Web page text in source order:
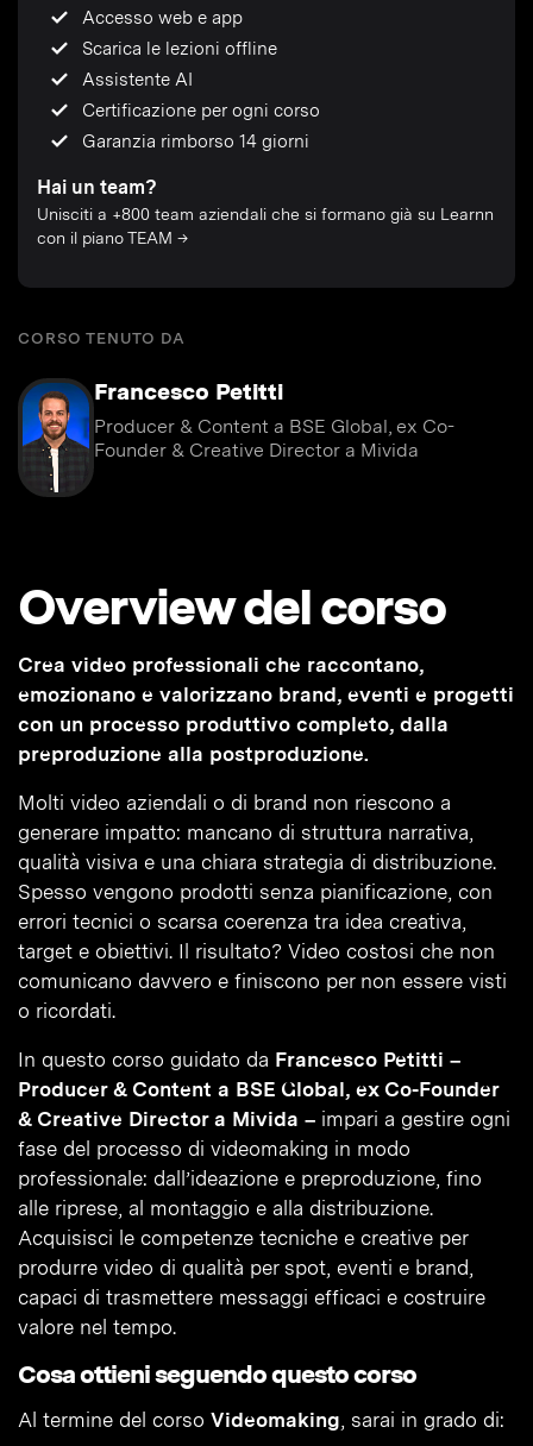
Accesso web e app
Scarica le lezioni offline
Assistente AI
Certificazione per ogni corso
Garanzia rimborso 14 giorni
Hai un team?
Unisciti a +800 team aziendali che si formano già su Learnn
con il piano TEAM →
CORSO TENUTO DA
Francesco Petitti
Producer & Content a BSE Global, ex Co-
Founder & Creative Director a Mivida
Overview del corso
Crea video professionali che raccontano,
emozionano e valorizzano brand, eventi e progetti
con un processo produttivo completo, dalla
preproduzione alla postproduzione.
Molti video aziendali o di brand non riescono a
generare impatto: mancano di struttura narrativa,
qualità visiva e una chiara strategia di distribuzione.
Spesso vengono prodotti senza pianificazione, con
errori tecnici o scarsa coerenza tra idea creativa,
target e obiettivi. Il risultato? Video costosi che non
comunicano davvero e finiscono per non essere visti
o ricordati.
In questo corso guidato da Francesco Petitti –
Producer & Content a BSE Global, ex Co-Founder
& Creative Director a Mivida – impari a gestire ogni
fase del processo di videomaking in modo
professionale: dall’ideazione e preproduzione, fino
alle riprese, al montaggio e alla distribuzione.
Acquisisci le competenze tecniche e creative per
produrre video di qualità per spot, eventi e brand,
capaci di trasmettere messaggi efficaci e costruire
valore nel tempo.
Cosa ottieni seguendo questo corso
Al termine del corso Videomaking, sarai in grado di: